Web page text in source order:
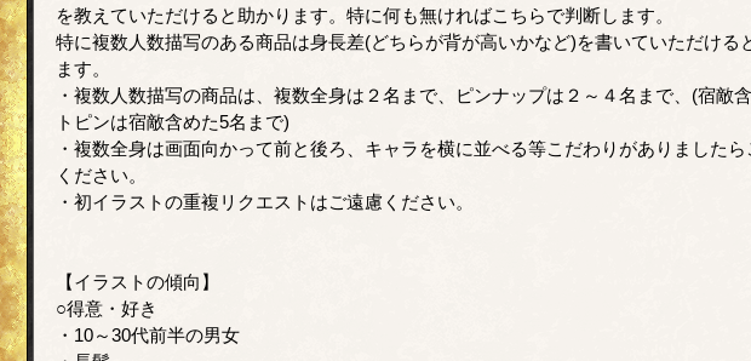
を教えていただけると助かります。特に何も無ければこちらで判断します。
特に複数人数描写のある商品は身長差(どちらが背が高いかなど)を書いていただける
ます。
・複数人数描写の商品は、複数全身は２名まで、ピンナップは２～４名まで、(宿敵
トピンは宿敵含めた5名まで)
・複数全身は画面向かって前と後ろ、キャラを横に並べる等こだわりがありましたら
ください。
・初イラストの重複リクエストはご遠慮ください。
【イラストの傾向】
○得意・好き
・10～30代前半の男女